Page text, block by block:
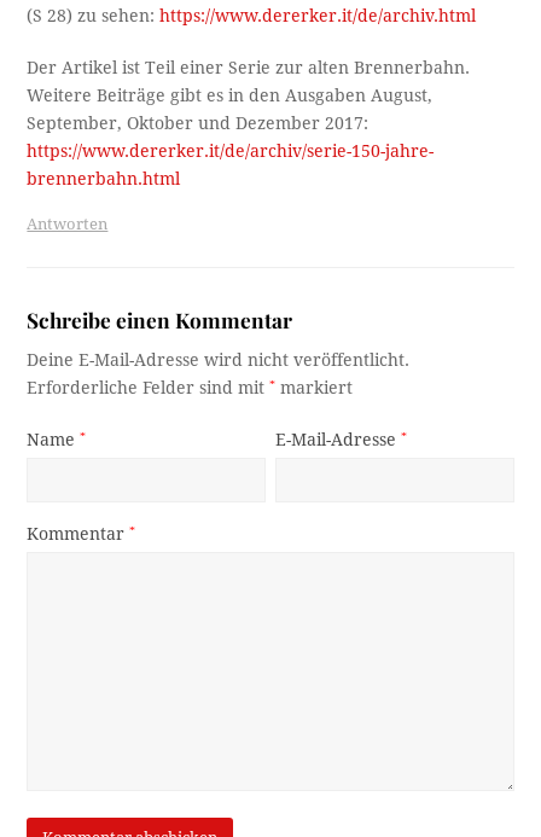
(S 28) zu sehen:https://www.dererker.it/de/archiv.html
Der Artikel ist Teil einer Serie zur alten Brennerbahn.
Weitere Beiträge gibt es in den Ausgaben August,
September, Oktober und Dezember 2017:
https://www.dererker.it/de/archiv/serie-150-jahre-
brennerbahn.html
Antworten
Schreibe einen Kommentar
Deine E-Mail-Adresse wird nicht veröffentlicht.
Erforderliche Felder sind mit* markiert
Name* E-Mail-Adresse*
Kommentar*